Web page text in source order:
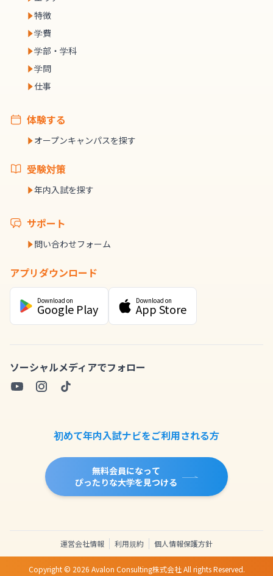
特徴
学費
学部・学科
学問
仕事
体験する
オープンキャンパスを探す
受験対策
年内入試を探す
サポート
問い合わせフォーム
アプリダウンロード
Download on
Google Play
Download on
App Store
ソーシャルメディアでフォロー
初めて年内入試ナビをご利用される方
無料会員になって
ぴったりな大学を見つける
運営会社情報 利用規約 個人情報保護方針
Copyright © 2026 Avalon Consulting株式会社 All rights Reserved.